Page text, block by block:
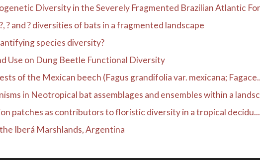
Diversity in the Severely Fragmented Brazilian Atlantic
? and ? diversities of bats in a fragmented landscape
species diversity?
Use on Dung Beetle Functional Diversity
of the Mexican beech (Fagus grandifolia var. mexicana;
in Neotropical bat assemblages and ensembles within a
patches as contributors to floristic diversity in a tropical decidu...
Iberá Marshlands, Argentina